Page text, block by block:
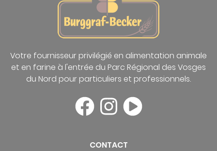
Votre fournisseur privilégié en alimentation animale
et en farine à l'entrée du Parc Régional des Vosges
du Nord pour particuliers et professionnels.
CONTACT